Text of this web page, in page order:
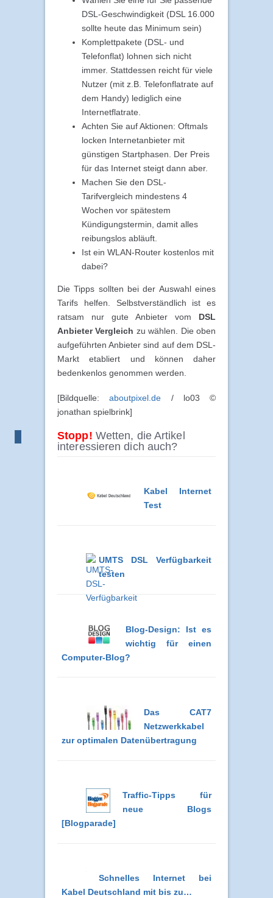
DSL-Geschwindigkeit (DSL 16.000
sollte heute das Minimum sein)
Komplettpakete (DSL- und
Telefonflat) lohnen sich nicht
immer. Stattdessen reicht für viele
Nutzer (mit z.B. Telefonflatrate auf
dem Handy) lediglich eine
Internetflatrate.
Achten Sie auf Aktionen: Oftmals
locken Internetanbieter mit
günstigen Startphasen. Der Preis
für das Internet steigt dann aber.
Machen Sie den DSL-
Tarifvergleich mindestens 4
Wochen vor spätestem
Kündigungstermin, damit alles
reibungslos abläuft.
Ist ein WLAN-Router kostenlos mit
dabei?
Die Tipps sollten bei der Auswahl eines
Tarifs helfen. Selbstverständlich ist es
ratsam nur gute Anbieter vom DSL
Anbieter Vergleich zu wählen. Die oben
aufgeführten Anbieter sind auf dem DSL-
Markt etabliert und können daher
bedenkenlos genommen werden.
[Bildquelle:aboutpixel.de / lo03 ©
jonathan spielbrink]
Stopp! Wetten, die Artikel
interessieren dich auch?
Kabel Internet
Test
UMTS DSL Verfügbarkeit
testen
Blog-Design: Ist es
wichtig für einen
Computer-Blog?
Das CAT7
Netzwerkkabel
zur optimalen Datenübertragung
Traffic-Tipps für
neue Blogs
[Blogparade]
Schnelles Internet bei
Kabel Deutschland mit bis zu…